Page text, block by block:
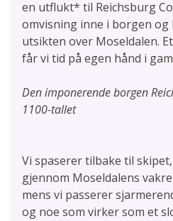
en utflukt* til Reichsburg
omvisning inne i borgen
utsikten over Moseldalen.
får vi tid på egen hånd i
Den imponerende borgen
1100-tallet
Vi spaserer tilbake til
gjennom Moseldalens
mens vi passerer
og noe som virker som et